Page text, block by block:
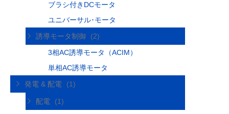
ブラシ付きDCモータ
ユニバーサル･モータ
誘導モータ制御
(2)
3相AC誘導モータ（ACIM）
単相AC誘導モータ
発電 & 配電
(1)
配電
(1)